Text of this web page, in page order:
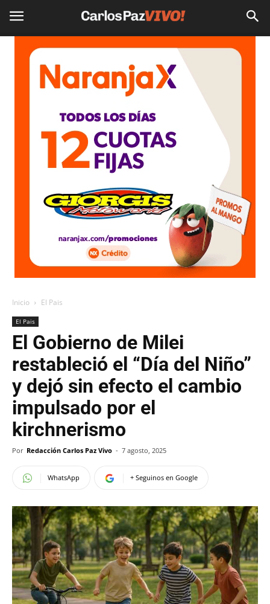
Inicio El Pais
El Pais
El Gobierno de Milei
restableció el “Día del Niño”
y dejó sin efecto el cambio
impulsado por el
kirchnerismo
Por Redacción Carlos Paz Vivo - 7 agosto, 2025
WhatsApp + Seguinos en Google